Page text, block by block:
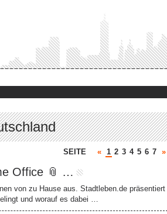
SEITE « 1 2 3 4 5 6 7 »
Office 📎 …
von zu Hause aus. Stadtleben.de präsentiert
und worauf es dabei …